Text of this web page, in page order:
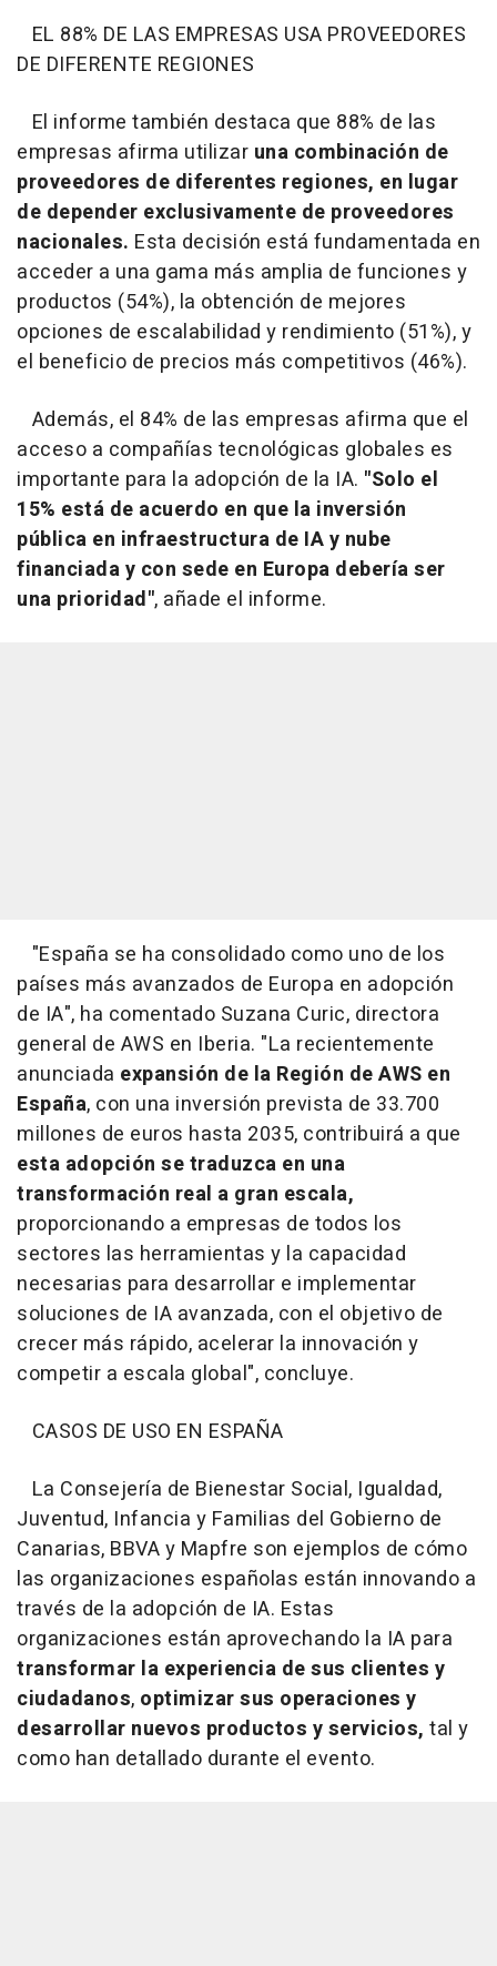
EL 88% DE LAS EMPRESAS USA PROVEEDORES
DE DIFERENTE REGIONES
El informe también destaca que 88% de las
empresas afirma utilizar una combinación de
proveedores de diferentes regiones, en lugar
de depender exclusivamente de proveedores
nacionales. Esta decisión está fundamentada en
acceder a una gama más amplia de funciones y
productos (54%), la obtención de mejores
opciones de escalabilidad y rendimiento (51%), y
el beneficio de precios más competitivos (46%).
Además, el 84% de las empresas afirma que el
acceso a compañías tecnológicas globales es
importante para la adopción de la IA. "Solo el
15% está de acuerdo en que la inversión
pública en infraestructura de IA y nube
financiada y con sede en Europa debería ser
una prioridad", añade el informe.
"España se ha consolidado como uno de los
países más avanzados de Europa en adopción
de IA", ha comentado Suzana Curic, directora
general de AWS en Iberia. "La recientemente
anunciada expansión de la Región de AWS en
España, con una inversión prevista de 33.700
millones de euros hasta 2035, contribuirá a que
esta adopción se traduzca en una
transformación real a gran escala,
proporcionando a empresas de todos los
sectores las herramientas y la capacidad
necesarias para desarrollar e implementar
soluciones de IA avanzada, con el objetivo de
crecer más rápido, acelerar la innovación y
competir a escala global", concluye.
CASOS DE USO EN ESPAÑA
La Consejería de Bienestar Social, Igualdad,
Juventud, Infancia y Familias del Gobierno de
Canarias, BBVA y Mapfre son ejemplos de cómo
las organizaciones españolas están innovando a
través de la adopción de IA. Estas
organizaciones están aprovechando la IA para
transformar la experiencia de sus clientes y
ciudadanos, optimizar sus operaciones y
desarrollar nuevos productos y servicios, tal y
como han detallado durante el evento.